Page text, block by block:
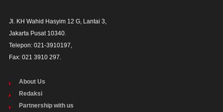
Jl. KH Wahid Hasyim 12 G, Lantai 3,
Jakarta Pusat 10340.
Telepon: 021-3910197,
Fax: 021 3910 297.
About Us
Redaksi
Partnership with us